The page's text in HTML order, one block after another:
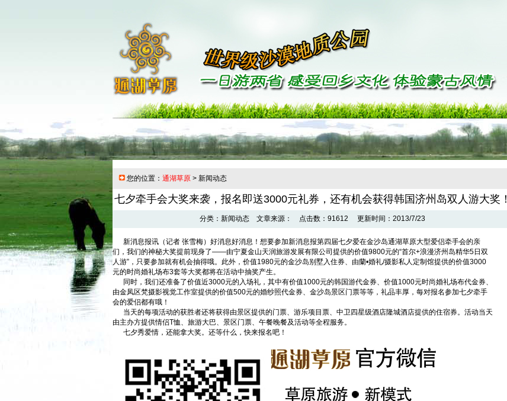
您的位置： 通湖草原> 新闻动态
七夕牵手会大奖来袭，报名即送3000元礼券，还有机会获得韩国济州岛双人游大奖！
分类：新闻动态 文章来源： 点击数：91612 更新时间：2013/7/23
新消息报讯（记者 张雪梅）好消息好消息！想要参加新消息报第四届七夕爱在金沙岛通湖草原大型爱侣牵手会的亲
们，我们的神秘大奖提前现身了——由宁夏金山天润旅游发展有限公司提供的价值9800元的“首尔+浪漫济州岛精华5日双
人游”，只要参加就有机会抽得哦。此外，价值1980元的金沙岛别墅入住券、由蘭•婚礼/摄影私人定制馆提供的价值3000
元的时尚婚礼场布3套等大奖都将在活动中抽奖产生。
同时，我们还准备了价值近3000元的入场礼，其中有价值1000元的韩国游代金券、价值1000元时尚婚礼场布代金券、
由金凤区梵摄影视觉工作室提供的价值500元的婚纱照代金券、金沙岛景区门票等等，礼品丰厚，每对报名参加七夕牵手
会的爱侣都有哦！
当天的每项活动的获胜者还将获得由景区提供的门票、游乐项目票、中卫四星级酒店隆城酒店提供的住宿券。活动当天
由主办方提供情侣T恤、旅游大巴、景区门票、午餐晚餐及活动等全程服务。
七夕秀爱情，还能拿大奖。还等什么，快来报名吧！